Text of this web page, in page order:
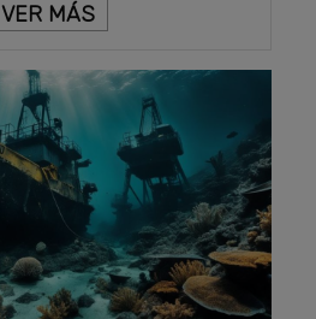
VER MÁS